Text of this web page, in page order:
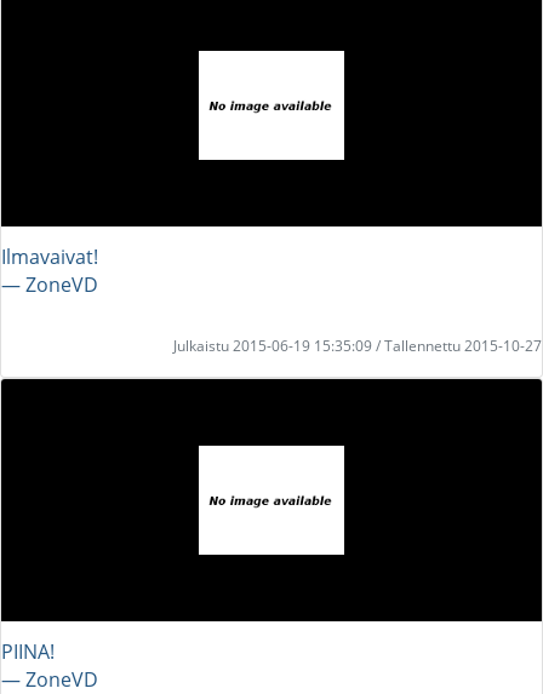
Ilmavaivat!
― ZoneVD
Julkaistu 2015-06-19 15:35:09 / Tallennettu 2015-10-27
PIINA!
― ZoneVD